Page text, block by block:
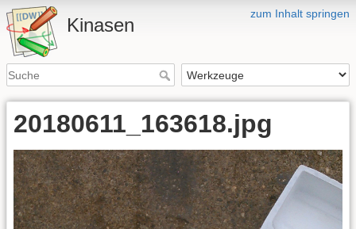
zum Inhalt springen
Kinasen
20180611_163618.jpg